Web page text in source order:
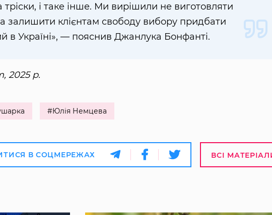
тріски, і таке інше. Ми вирішили не виготовляти
а залишити клієнтам свободу вибору придбати
в Україні», — пояснив Джанлука Бонфанті.
2025 р.
#Юлія Немцева
В СОЦМЕРЕЖАХ ВСІ